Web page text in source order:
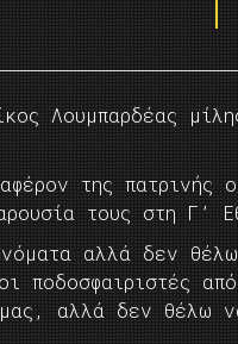
Λουμπαρδέας
της πατρινής
τους στη Γ’
αλλά δεν
ποδοσφαιριστές
αλλά δεν θέλω